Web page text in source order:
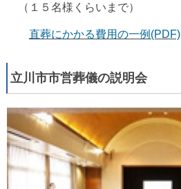
（１５名様くらいまで）
直葬にかかる費用の一例(PDF)
立川市市営葬儀の説明会